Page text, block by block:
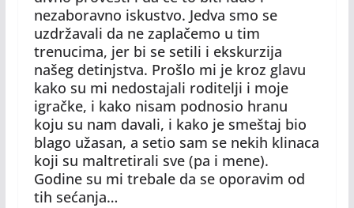
nezaboravno iskustvo. Jedva smo se
uzdržavali da ne zaplačemo u tim
trenucima, jer bi se setili i ekskurzija
našeg detinjstva. Prošlo mi je kroz glavu
kako su mi nedostajali roditelji i moje
igračke, i kako nisam podnosio hranu
koju su nam davali, i kako je smeštaj bio
blago užasan, a setio sam se nekih klinaca
koji su maltretirali sve (pa i mene).
Godine su mi trebale da se oporavim od
tih sećanja…